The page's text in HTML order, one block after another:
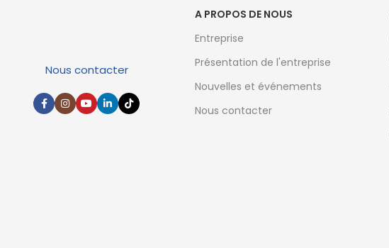
Nous contacter
A PROPOS DE NOUS
Entreprise
Présentation de l'entreprise
Nouvelles et événements
Nous contacter